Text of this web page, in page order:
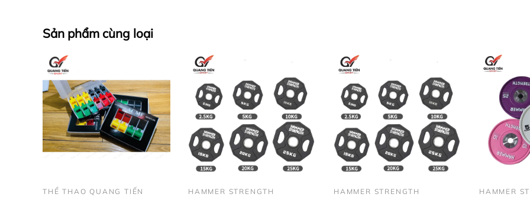
Sản phẩm cùng loại
THỂ THAO QUANG TIẾN HAMMER STRENGTH HAMMER STRENGTH HAMMER